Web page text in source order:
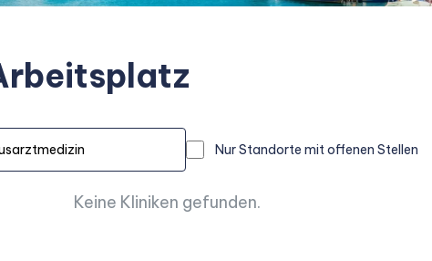
Nur Standorte mit offenen Stellen
Keine Kliniken gefunden.